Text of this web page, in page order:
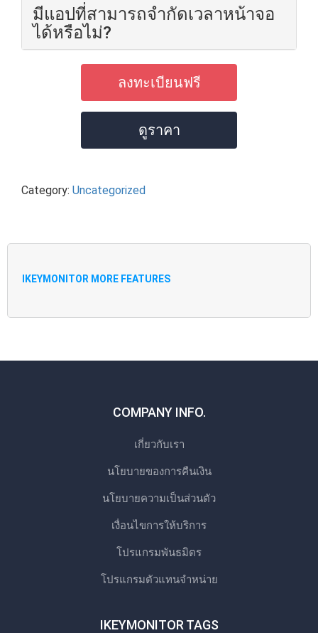
มีแอปที่สามารถจํากัดเวลาหน้าจอ
ได้หรือไม่?
ลงทะเบียนฟรี
ดูราคา
Category: Uncategorized
IKEYMONITOR MORE FEATURES
COMPANY INFO.
เกี่ยวกับเรา
นโยบายของการคืนเงิน
นโยบายความเป็นส่วนตัว
เงื่อนไขการให้บริการ
โปรแกรมพันธมิตร
โปรแกรมตัวแทนจําหน่าย
IKEYMONITOR TAGS